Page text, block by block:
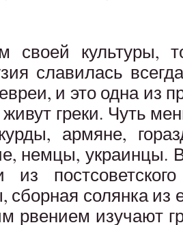
своей культуры,
славилась
и это одна из
греки. Чуть
армяне,
немцы,
из
сборная солянка из
рвением изучают